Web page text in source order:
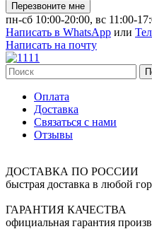
Перезвоните мне
пн-сб 10:00-20:00, вс 11:00-
Написать в WhatsApp или
Написать на почту
Оплата
Доставка
Связаться с нами
Отзывы
ДОСТАВКА ПО РОССИИ
быстрая доставка в любой
ГАРАНТИЯ КАЧЕСТВА
официальная гарантия